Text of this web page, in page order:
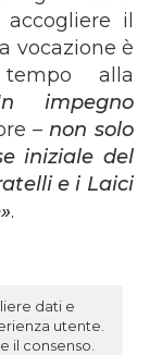
il
vocazione è
alla
impegno
–non solo
iniziale del
e i Laici
.
dati e
utente.
il consenso.